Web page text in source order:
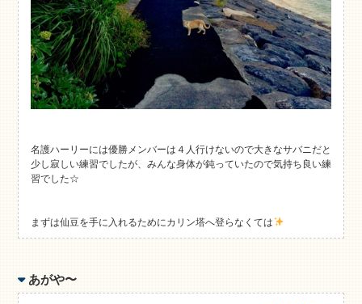
名護ハーリーには優勝メンバーは４人行けないので大きなサバニだと
少し寂しい練習でしたが、みんな身体が鈍っていたので気持ち良い練
習でした☆
まずは仙豆を手に入れるためにカリン塔へ登らなくては
あがや〜